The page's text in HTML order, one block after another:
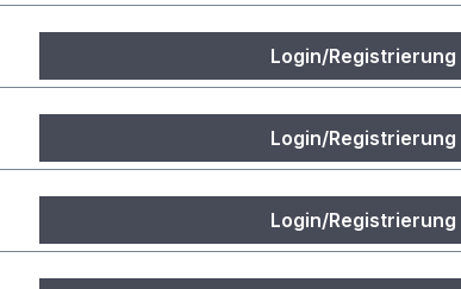
Login/Registrierung
Login/Registrierung
Login/Registrierung